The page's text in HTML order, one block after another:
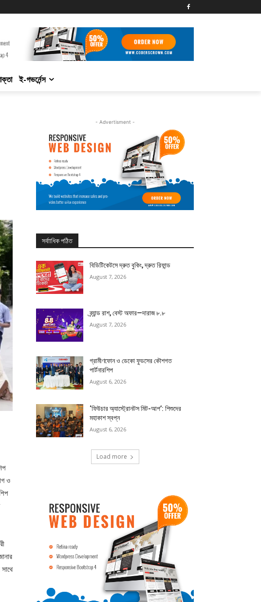
ই-গভর্নেন্স
ও
- Advertisment -
সর্বাাধিক পঠিত
বিডিটিকেটসে দ্রুত বুকিং, দ্রুত রিফান্ড
August 7, 2026
ব্র্যান্ড রাশ, বেস্ট অফার—দারাজ ৮.৮
August 7, 2026
গ্রামীণফোন ও ডেকো ফুডসের কৌশগত
পার্টনারশিপ
August 6, 2026
‘ফিউচার অ্যাস্ট্রোনটস মিট-আপ’: শিশুদের
মহাকাশ স্বপ্ন
August 6, 2026
Load more